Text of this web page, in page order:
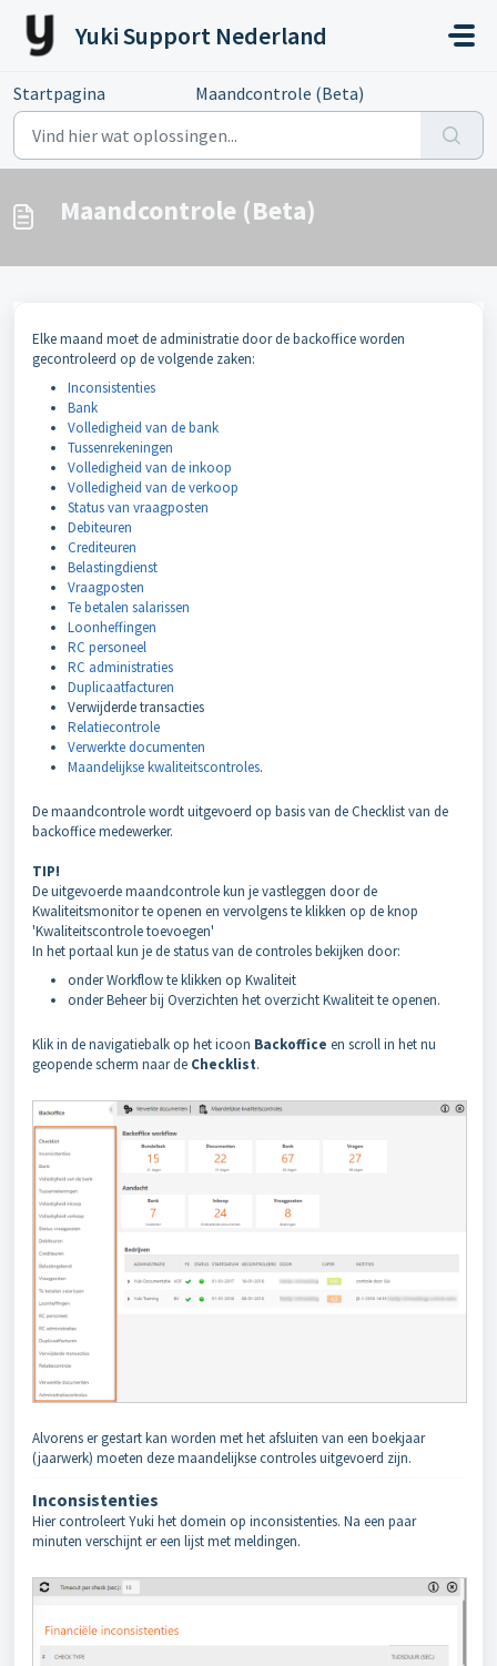
Doorgaan naar hoofdinhoud
Yuki Support Nederland
Startpagina Maandcontrole (Beta)
Maandcontrole (Beta)
Elke maand moet de administratie door de backoffice worden
gecontroleerd op de volgende zaken:
Inconsistenties
Bank
Volledigheid van de bank
Tussenrekeningen
Volledigheid van de inkoop
Volledigheid van de verkoop
Status van vraagposten
Debiteuren
Crediteuren
Belastingdienst
Vraagposten
Te betalen salarissen
Loonheffingen
RC personeel
RC administraties
Duplicaatfacturen
Verwijderde transacties
Relatiecontrole
Verwerkte documenten
Maandelijkse kwaliteitscontroles.
De maandcontrole wordt uitgevoerd op basis van de Checklist van de
backoffice medewerker.
TIP!
De uitgevoerde maandcontrole kun je vastleggen door de
Kwaliteitsmonitor te openen en vervolgens te klikken op de knop
'Kwaliteitscontrole toevoegen'
In het portaal kun je de status van de controles bekijken door:
onder Workflow te klikken op Kwaliteit
onder Beheer bij Overzichten het overzicht Kwaliteit te openen.
Klik in de navigatiebalk op het icoon Backoffice en scroll in het nu
geopende scherm naar de Checklist.
Alvorens er gestart kan worden met het afsluiten van een boekjaar
(jaarwerk) moeten deze maandelijkse controles uitgevoerd zijn.
Inconsistenties
Hier controleert Yuki het domein op inconsistenties. Na een paar
minuten verschijnt er een lijst met meldingen.